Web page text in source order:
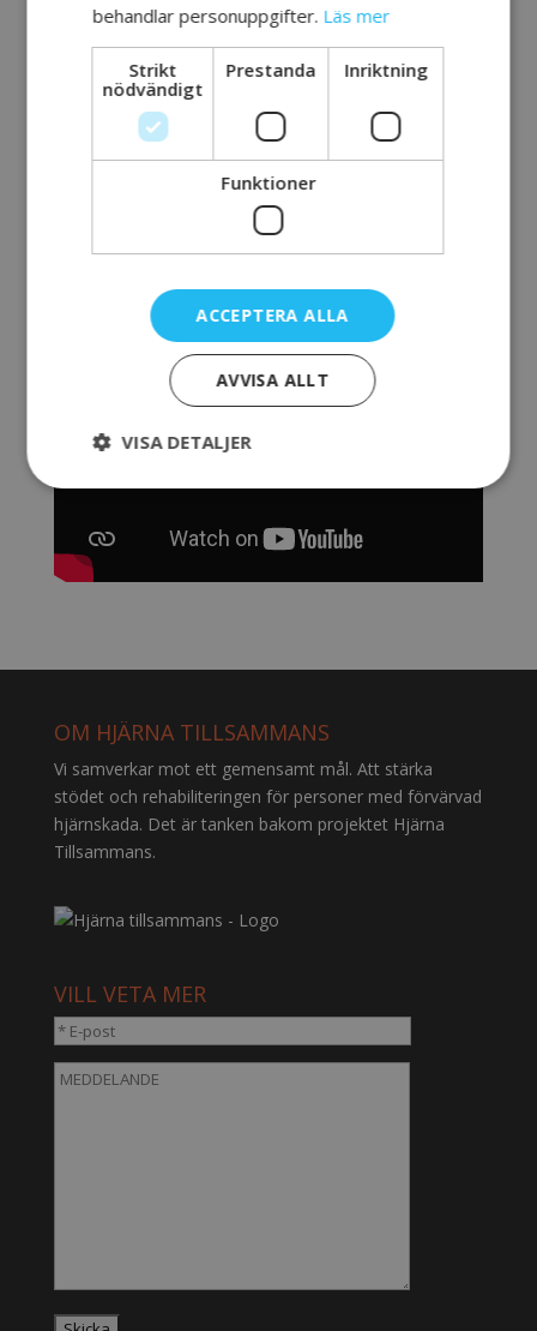
OM HJÄRNA TILLSAMMANS
Vi samverkar mot ett gemensamt mål. Att stärka
stödet och rehabiliteringen för personer med förvärvad
hjärnskada. Det är tanken bakom projektet Hjärna
Tillsammans.
VILL VETA MER
behandlar personuppgifter. Läs mer
Strikt
nödvändigt
Prestanda Inriktning
Funktioner
ACCEPTERA ALLA
AVVISA ALLT
VISA DETALJER